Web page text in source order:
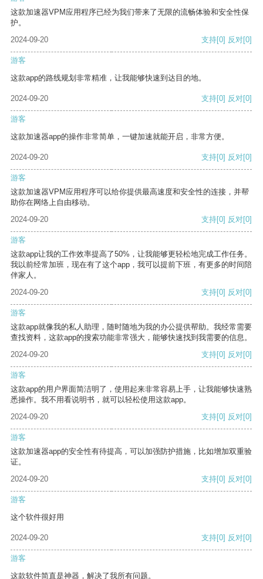
这款加速器VPM应用程序已经为我们带来了无限的流畅体验和安全性保
护。
2024-09-20
支持[0] 反对[0]
游客
这款app的路线规划非常精准，让我能够快速到达目的地。
2024-09-20 支持[0] 反对[0]
游客
这款加速器app的操作非常简单，一键加速就能开启，非常方便。
2024-09-20 支持[0] 反对[0]
游客
这款加速器VPM应用程序可以给你提供最高速度和安全性的连接，并帮
助你在网络上自由移动。
2024-09-20
支持[0] 反对[0]
游客
这款app让我的工作效率提高了50%，让我能够更轻松地完成工作任务。
我以前经常加班，现在有了这个app，我可以提前下班，有更多的时间陪
伴家人。
2024-09-20
支持[0] 反对[0]
游客
这款app就像我的私人助理，随时随地为我的办公提供帮助。我经常需要
查找资料，这款app的搜索功能非常强大，能够快速找到我需要的信息。
2024-09-20
支持[0] 反对[0]
游客
这款app的用户界面简洁明了，使用起来非常容易上手，让我能够快速熟
悉操作。我不用看说明书，就可以轻松使用这款app。
2024-09-20
支持[0] 反对[0]
游客
这款加速器app的安全性有待提高，可以加强防护措施，比如增加双重验
证。
2024-09-20
支持[0] 反对[0]
游客
这个软件很好用
2024-09-20 支持[0] 反对[0]
游客
这款软件简直是神器，解决了我所有问题。